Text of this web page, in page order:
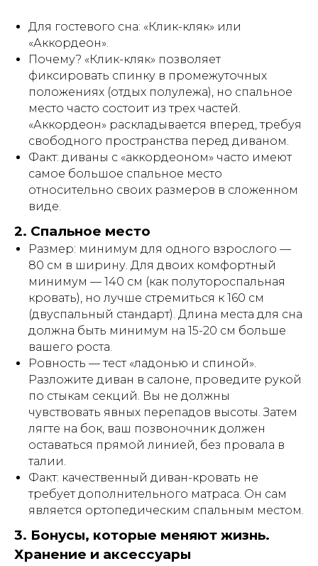
Для гостевого сна: «Клик-кляк» или
«Аккордеон».
Почему? «Клик-кляк» позволяет
фиксировать спинку в промежуточных
положениях (отдых полулежа), но спальное
место часто состоит из трех частей.
«Аккордеон» раскладывается вперед, требуя
свободного пространства перед диваном.
Факт: диваны с «аккордеоном» часто имеют
самое большое спальное место
относительно своих размеров в сложенном
виде.
2. Спальное место
Размер: минимум для одного взрослого —
80 см в ширину. Для двоих комфортный
минимум — 140 см (как полутороспальная
кровать), но лучше стремиться к 160 см
(двуспальный стандарт). Длина места для сна
должна быть минимум на 15-20 см больше
вашего роста.
Ровность — тест «ладонью и спиной».
Разложите диван в салоне, проведите рукой
по стыкам секций. Вы не должны
чувствовать явных перепадов высоты. Затем
лягте на бок, ваш позвоночник должен
оставаться прямой линией, без провала в
талии.
Факт: качественный диван-кровать не
требует дополнительного матраса. Он сам
является ортопедическим спальным местом.
3. Бонусы, которые меняют жизнь.
Хранение и аксессуары
МЕНТОРЕ МЕБЕЛЬ — собственное производство
диваны под заказ, ручная работа, дорогие
материалы и безупречное соответствие интерьеру.
О КОМПАНИИ
ПОЛНЫЙ ЦИКЛ
ПРОИЗВОДСТВА
КАЧЕСТВО НА КАЖДОМ
Мы контролируем каждый этап: от
разработки конструкции и подбора
материалов до финальной сборки в
доме.